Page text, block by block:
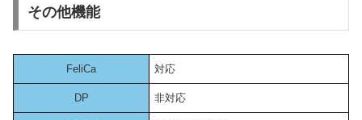
その他機能
FeliCa 対応
DP 非対応